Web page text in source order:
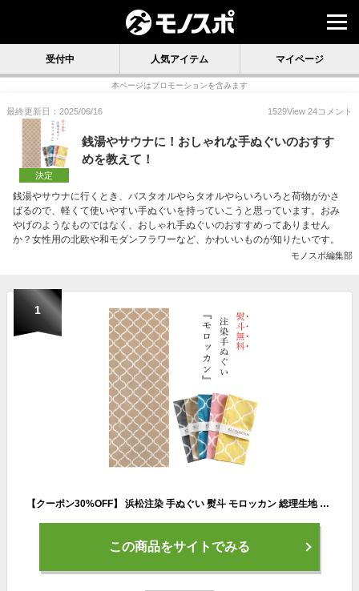
受付中 人気アイテム マイページ
本ページはプロモーションを含みます
最終更新日：2025/06/16 1529View 24コメント
決定
銭湯やサウナに！おしゃれな手ぬぐいのおすす
めを教えて！
銭湯やサウナに行くとき、バスタオルやらタオルやらいろいろと荷物がかさ
ばるので、軽くて使いやすい手ぬぐいを持っていこうと思っています。おみ
やげのようなものではなく、おしゃれ手ぬぐいのおすすめってありません
か？女性用の北欧や和モダンフラワーなど、かわいいものが知りたいです。
モノスポ編集部
1
【クーポン30%OFF】 浜松注染 手ぬぐい 熨斗 モロッカン 総理生地 綿100% 約34×約88 cm 商用利用可 ハンドメイド 材料 生地 おしゃれ かわいい てぬぐい 粗品 プレゼント ギフト 和柄 土産 Japan
この商品をサイトでみる